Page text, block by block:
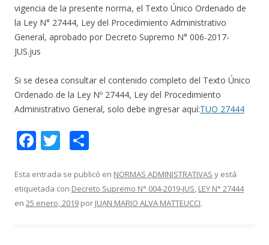
vigencia de la presente norma, el Texto Único Ordenado de
la Ley N° 27444, Ley del Procedimiento Administrativo
General, aprobado por Decreto Supremo N° 006-2017-
JUS.jus
Si se desea consultar el contenido completo del Texto Único
Ordenado de la Ley Nº 27444, Ley del Procedimiento
Administrativo General, solo debe ingresar aquí:TUO 27444
F
e
b
T
itt
er
m
p
Esta entrada se publicó en NORMAS ADMINISTRATIVAS y está
etiquetada con Decreto Supremo N° 004-2019-JUS, LEY N° 27444
en 25 enero, 2019 por JUAN MARIO ALVA MATTEUCCI.